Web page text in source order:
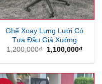
Ghế Xoay Lưng Lưới Có
Tựa Đầu Giá Xưởng
1,200,000₫
Giá
là:
1,100,000₫Giá
tại